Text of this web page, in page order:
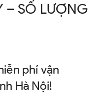
– SỐ LƯỢNG
phí vận
Hà Nội!